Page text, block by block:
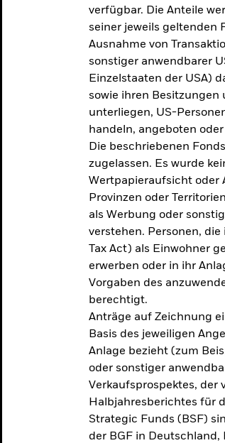
verfügbar. Die Anteile
seiner jeweils geltenden
Ausnahme von
sonstiger anwendbarer
Einzelstaaten der USA)
sowie ihren Besitzungen
unterliegen, US-
handeln, angeboten
Die beschriebenen
zugelassen. Es wurde
Wertpapieraufsicht oder
Provinzen oder
als Werbung oder
verstehen. Personen,
Tax Act) als Einwohner
erwerben oder in ihr
Vorgaben des
berechtigt.
Anträge auf Zeichnung
Basis des jeweiligen
Anlage bezieht (zum
oder sonstiger
Verkaufsprospektes, der
Halbjahresberichtes für
Strategic Funds (BSF)
der BGF in